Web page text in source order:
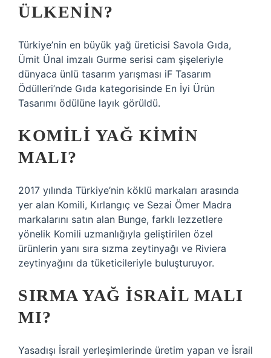
ÜLKENIN?
Türkiye’nin en büyük yağ üreticisi Savola Gıda,
Ümit Ünal imzalı Gurme serisi cam şişeleriyle
dünyaca ünlü tasarım yarışması iF Tasarım
Ödülleri’nde Gıda kategorisinde En İyi Ürün
Tasarımı ödülüne layık görüldü.
KOMILI YAĞ KIMIN
MALI?
2017 yılında Türkiye’nin köklü markaları arasında
yer alan Komili, Kırlangıç ​​​​​​ve Sezai Ömer Madra
markalarını satın alan Bunge, farklı lezzetlere
yönelik Komili uzmanlığıyla geliştirilen özel
ürünlerin yanı sıra sızma zeytinyağı ve Riviera
zeytinyağını da tüketicileriyle buluşturuyor.
SIRMA YAĞ İSRAIL MALI
MI?
Yasadışı İsrail yerleşimlerinde üretim yapan ve İsrail